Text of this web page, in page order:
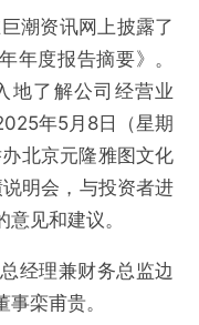
，或因信
诱导行为
其他
潮资讯网上披露了
年度报告摘要》。
地了解公司经营业
年5月8日（星期
北京元隆雅图文化
明会，与投资者进
见和建议。
经理兼财务总监边
栾甫贵。